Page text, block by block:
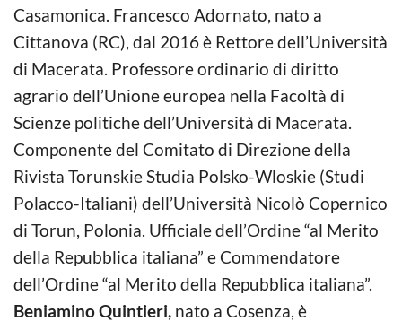
Casamonica. Francesco Adornato, nato a
Cittanova (RC), dal 2016 è Rettore dell’Università
di Macerata. Professore ordinario di diritto
agrario dell’Unione europea nella Facoltà di
Scienze politiche dell’Università di Macerata.
Componente del Comitato di Direzione della
Rivista Torunskie Studia Polsko-Wloskie (Studi
Polacco-Italiani) dell’Università Nicolò Copernico
di Torun, Polonia. Ufficiale dell’Ordine “al Merito
della Repubblica italiana” e Commendatore
dell’Ordine “al Merito della Repubblica italiana”.
Beniamino Quintieri, nato a Cosenza, è